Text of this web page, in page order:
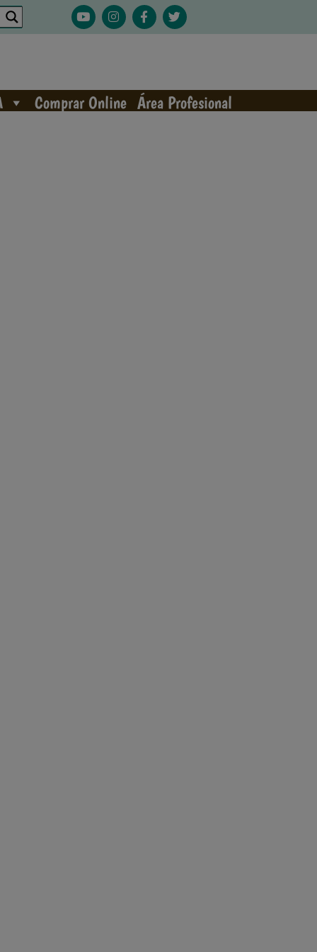
Comprar Online Área Profesional